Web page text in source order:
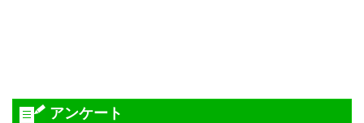
アンケート